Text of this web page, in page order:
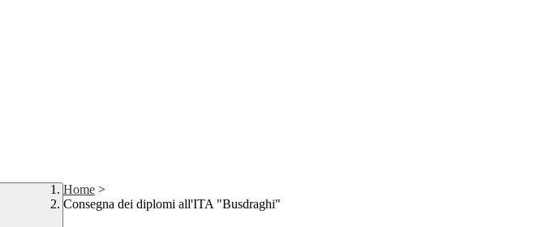
Home >
Consegna dei diplomi all'ITA "Busdraghi"